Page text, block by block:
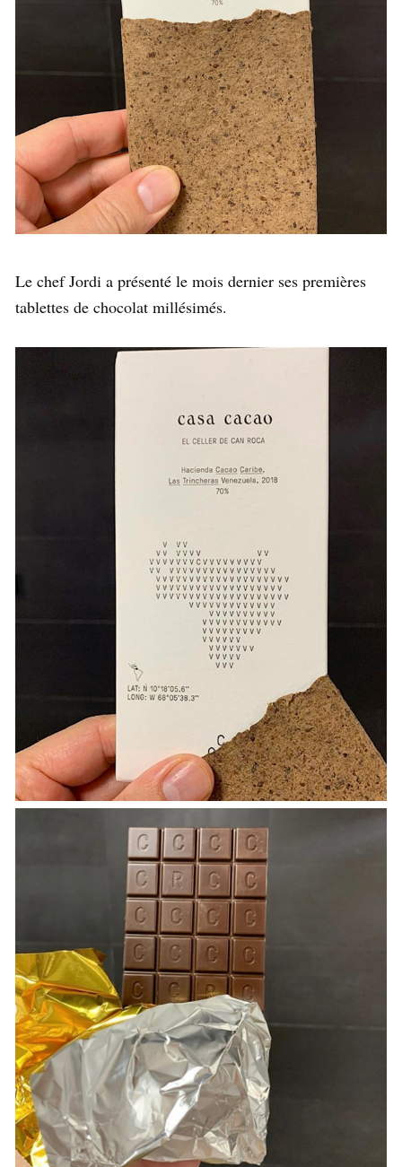
Le chef Jordi a présenté le mois dernier ses premières
tablettes de chocolat millésimés.